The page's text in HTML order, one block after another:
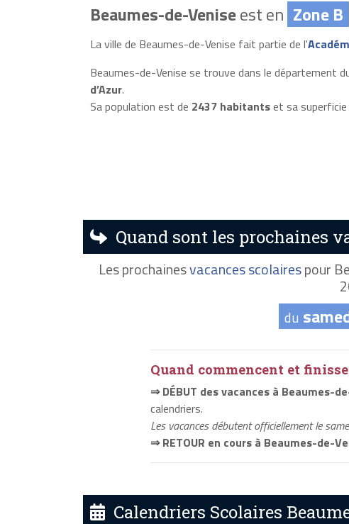
Beaumes-de-Veniseest en Zone B
La ville de Beaumes-de-Venise fait partie de l'
Beaumes-de-Venise se trouve dans le département
d’Azur.
Sa population est de 2437 habitantset sa superficie
Quand sont les prochaines
Les prochainesvacances scolairespour
du
Quand commencent et
⇒ DÉBUT des vacances à Beaumes-
calendriers.
Les vacances débutent officiellement le
⇒ RETOUR en cours à Beaumes-de-
Calendriers Scolaires